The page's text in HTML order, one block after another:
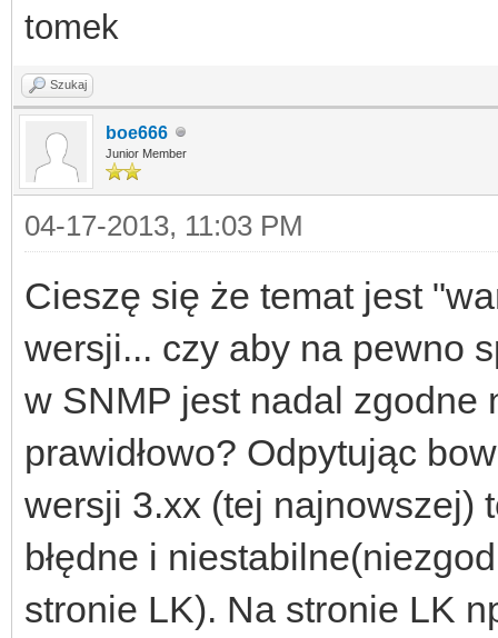
tomek
Szukaj
boe666
Junior Member
04-17-2013, 11:03 PM
Cieszę się że temat jest
wersji... czy aby na pewno
w SNMP jest nadal zgodne
prawidłowo? Odpytując
wersji 3.xx (tej najnowszej)
błędne i
stronie LK). Na stronie LK